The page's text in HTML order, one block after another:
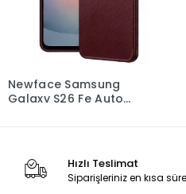
Newface Samsung
Galaxy S26 Fe Auto
Hızlı Teslimat
Siparişleriniz en kısa